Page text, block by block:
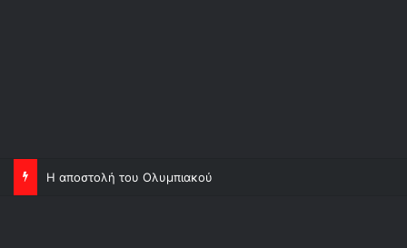
Η αποστολή του Ολυμπιακού